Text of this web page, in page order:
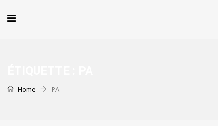
Home PA